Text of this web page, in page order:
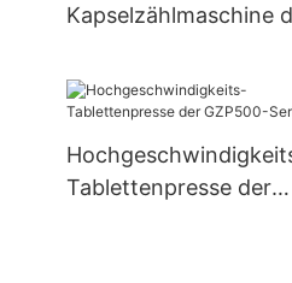
Kapselzählmaschine
Tablettenpresse der